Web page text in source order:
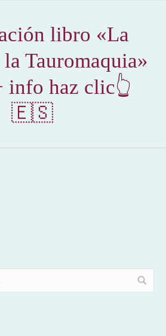
libro «La
Tauromaquia»
info haz clic👆
🇪🇸